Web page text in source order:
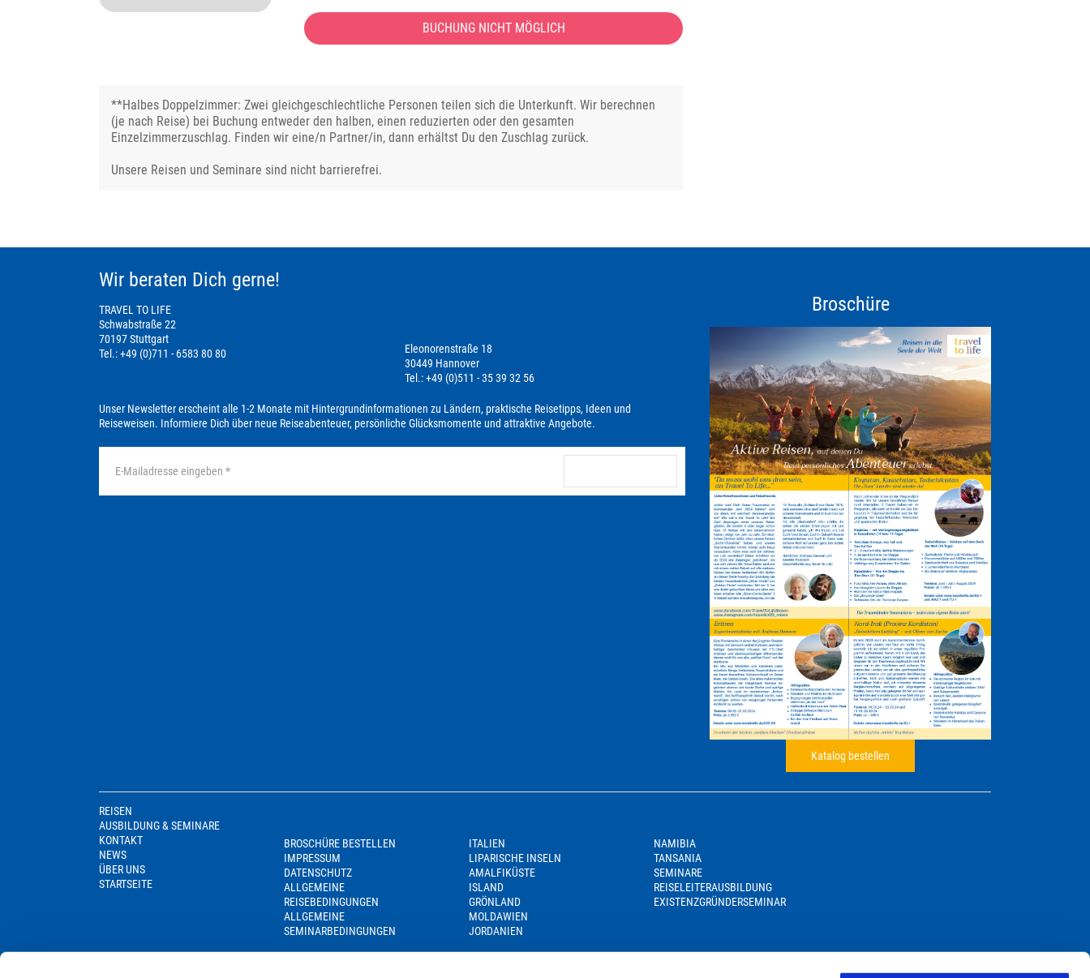
BUCHUNG NICHT MÖGLICH
**Halbes Doppelzimmer: Zwei gleichgeschlechtliche Personen teilen sich die Unterkunft. Wir berechnen
(je nach Reise) bei Buchung entweder den halben, einen reduzierten oder den gesamten
Einzelzimmerzuschlag. Finden wir eine/n Partner/in, dann erhältst Du den Zuschlag zurück.
Unsere Reisen und Seminare sind nicht barrierefrei.
Wir beraten Dich gerne!
TRAVEL TO LIFE
Schwabstraße 22
70197 Stuttgart
Tel.: +49 (0)711 - 6583 80 80
Eleonorenstraße 18
30449 Hannover
Tel.: +49 (0)511 - 35 39 32 56
Unser Newsletter erscheint alle 1-2 Monate mit Hintergrundinformationen zu Ländern, praktische Reisetipps, Ideen und
Reiseweisen. Informiere Dich über neue Reiseabenteuer, persönliche Glücksmomente und attraktive Angebote.
Broschüre
Katalog bestellen
REISEN
AUSBILDUNG & SEMINARE
KONTAKT
NEWS
ÜBER UNS
STARTSEITE
BROSCHÜRE BESTELLEN
IMPRESSUM
DATENSCHUTZ
ALLGEMEINE
REISEBEDINGUNGEN
ALLGEMEINE
SEMINARBEDINGUNGEN
ITALIEN
LIPARISCHE INSELN
AMALFIKÜSTE
ISLAND
GRÖNLAND
MOLDAWIEN
JORDANIEN
NAMIBIA
TANSANIA
SEMINARE
REISELEITERAUSBILDUNG
EXISTENZGRÜNDERSEMINAR